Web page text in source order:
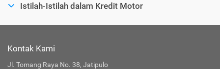
Istilah-Istilah dalam Kredit Motor
Kontak Kami
Jl. Tomang Raya No. 38, Jatipulo